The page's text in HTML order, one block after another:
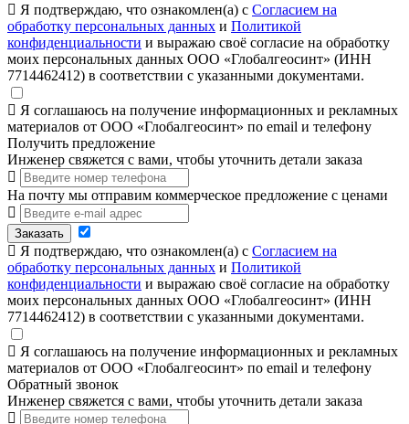
Я подтверждаю, что ознакомлен(а) с Согласием на
обработку персональных данных и Политикой
конфиденциальности и выражаю своё согласие на обработку
моих персональных данных ООО «Глобалгеосинт» (ИНН
7714462412) в соответствии с указанными документами.
Я соглашаюсь на получение информационных и рекламных
материалов от ООО «Глобалгеосинт» по email и телефону
Получить предложение
Инженер свяжется с вами, чтобы уточнить детали заказа
На почту мы отправим коммерческое предложение с ценами
Заказать
Я подтверждаю, что ознакомлен(а) с Согласием на
обработку персональных данных и Политикой
конфиденциальности и выражаю своё согласие на обработку
моих персональных данных ООО «Глобалгеосинт» (ИНН
7714462412) в соответствии с указанными документами.
Я соглашаюсь на получение информационных и рекламных
материалов от ООО «Глобалгеосинт» по email и телефону
Обратный звонок
Инженер свяжется с вами, чтобы уточнить детали заказа